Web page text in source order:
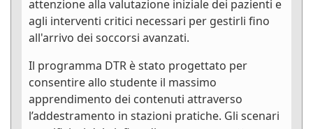
attenzione alla valutazione iniziale dei pazienti e
agli interventi critici necessari per gestirli fino
all'arrivo dei soccorsi avanzati.
Il programma DTR è stato progettato per
consentire allo studente il massimo
apprendimento dei contenuti attraverso
l’addestramento in stazioni pratiche. Gli scenari